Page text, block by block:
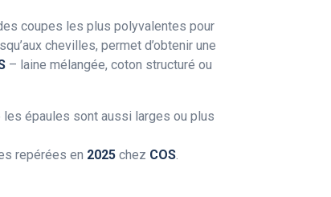
coupes les plus polyvalentes pour
chevilles, permet d’obtenir une
– laine mélangée, coton structuré ou
épaules sont aussi larges ou plus
repérées en 2025 chez COS.